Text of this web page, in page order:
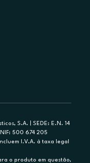
S.A. | SEDE: E.N. 14
500 674 205
I.V.A. à taxa legal
o produto em questão,